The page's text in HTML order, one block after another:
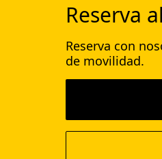
Reserva
Reserva con
de movilidad.